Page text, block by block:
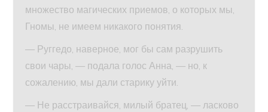
множество магических приемов, о которых мы,
Гномы, не имеем никакого понятия.
— Руггедо, наверное, мог бы сам разрушить
свои чары, — подала голос Анна, — но, к
сожалению, мы дали старику уйти.
— Не расстраивайся, милый братец, — ласково